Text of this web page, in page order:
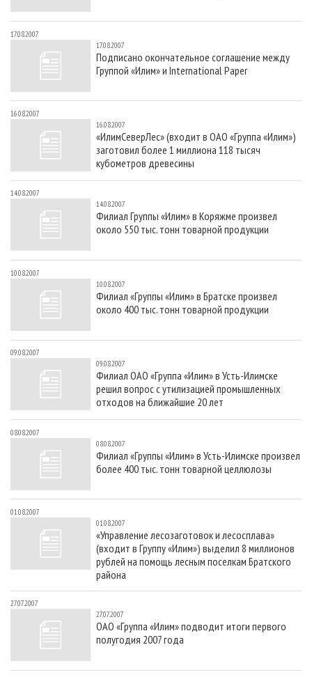
17.08.2007
17.08.2007
Подписано окончательное соглашение между
Группой «Илим» и International Paper
16.08.2007
16.08.2007
«ИлимСеверЛес» (входит в ОАО «Группа «Илим»)
заготовил более 1 миллиона 118 тысяч
кубометров древесины
14.08.2007
14.08.2007
Филиал Группы «Илим» в Коряжме произвел
около 550 тыс. тонн товарной продукции
10.08.2007
10.08.2007
Филиал «Группы «Илим» в Братске произвел
около 400 тыс. тонн товарной продукции
09.08.2007
09.08.2007
Филиал ОАО «Группа «Илим» в Усть-Илимске
решил вопрос с утилизацией промышленных
отходов на ближайшие 20 лет
08.08.2007
08.08.2007
Филиал «Группы «Илим» в Усть-Илимске произвел
более 400 тыс. тонн товарной целлюлозы
01.08.2007
01.08.2007
«Управление лесозаготовок и лесосплава»
(входит в Группу «Илим») выделил 8 миллионов
рублей на помощь лесным поселкам Братского
района
27.07.2007
27.07.2007
ОАО «Группа «Илим» подводит итоги первого
полугодия 2007 года